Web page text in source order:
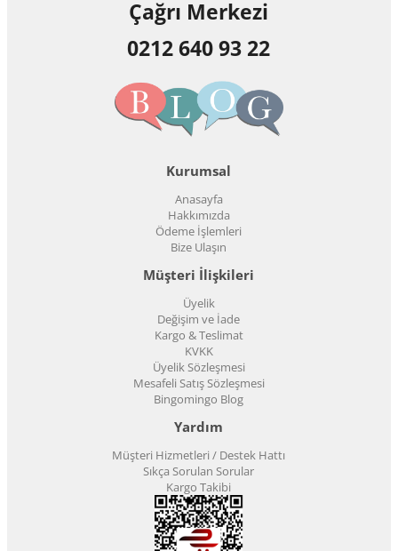
Çağrı Merkezi
0212 640 93 22
Kurumsal
Anasayfa
Hakkımızda
Ödeme İşlemleri
Bize Ulaşın
Müşteri İlişkileri
Üyelik
Değişim ve İade
Kargo & Teslimat
KVKK
Üyelik Sözleşmesi
Mesafeli Satış Sözleşmesi
Bingomingo Blog
Yardım
Müşteri Hizmetleri / Destek Hattı
Sıkça Sorulan Sorular
Kargo Takibi